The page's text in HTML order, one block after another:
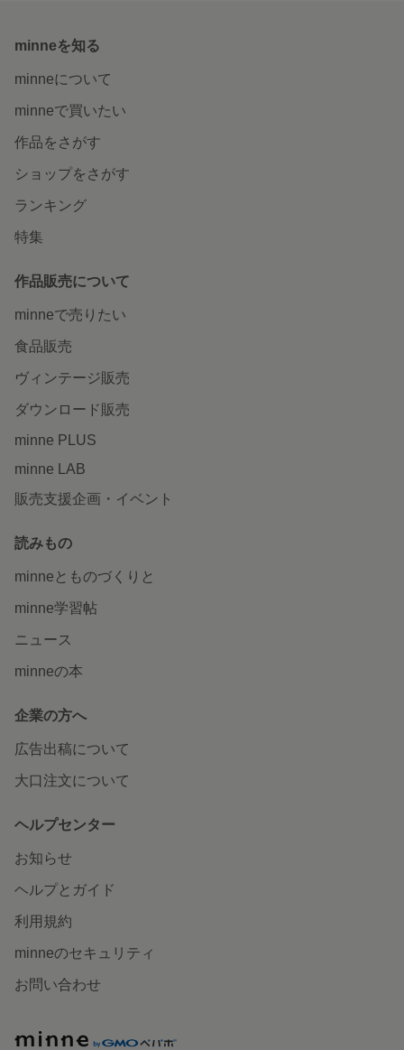
minneを知る
minneについて
minneで買いたい
作品をさがす
ショップをさがす
ランキング
特集
作品販売について
minneで売りたい
食品販売
ヴィンテージ販売
ダウンロード販売
minne PLUS
minne LAB
販売支援企画・イベント
読みもの
minneとものづくりと
minne学習帖
ニュース
minneの本
企業の方へ
広告出稿について
大口注文について
ヘルプセンター
お知らせ
ヘルプとガイド
利用規約
minneのセキュリティ
お問い合わせ